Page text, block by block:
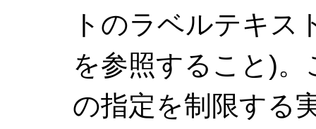
トのラベルテキス
を参照すること)
の指定を制限する